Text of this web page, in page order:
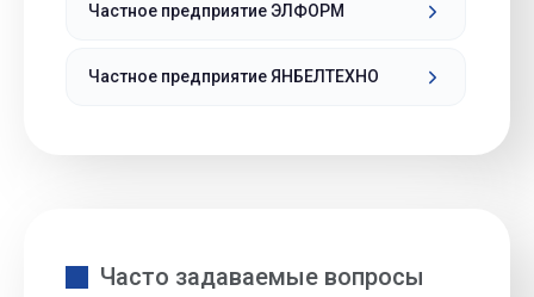
Частное предприятие ЭЛФОРМ
Частное предприятие ЯНБЕЛТЕХНО
Часто задаваемые вопросы